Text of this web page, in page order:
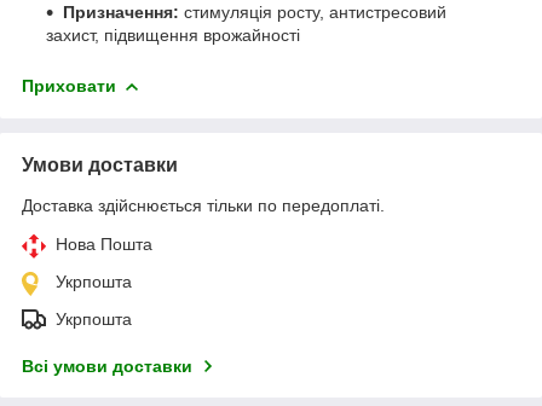
Призначення: стимуляція росту, антистресовий
захист, підвищення врожайності
Приховати
Умови доставки
Доставка здійснюється тільки по передоплаті.
Нова Пошта
Укрпошта
Укрпошта
Всі умови доставки